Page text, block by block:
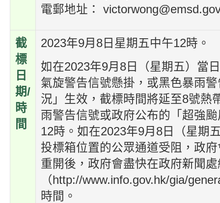
電郵地址：
截
標
日
期/
時
間
2023年9月8日星期五中午12時。
如在2023年9月8日（星期五）當
氣旋警告信號懸掛，或黑色暴雨
況」生效，截標時間將延至8號熱
雨警告信號或政府公布的「超強
12時。如在2023年9月8日（星期
投標箱位置的公眾通道受阻，政
重開後，政府會盡快在政府新聞
（http://www.info.gov.hk/gia/
時間。